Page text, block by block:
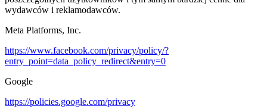
wydawców i reklamodawców.
Meta Platforms, Inc.
https://www.facebook.com/privacy/policy/?
entry_point=data_policy_redirect&entry=0
Google
https://policies.google.com/privacy